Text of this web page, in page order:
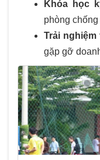
Khóa học
phòng
Trải
gặp gỡ